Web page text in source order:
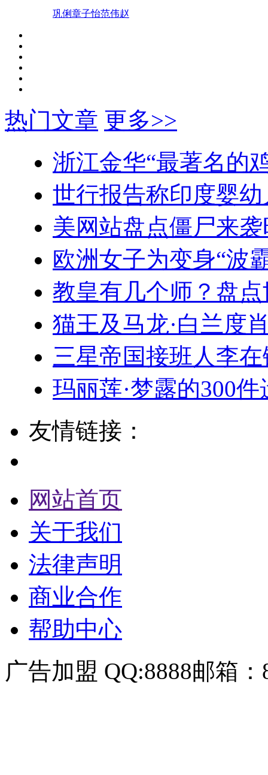
巩俐章子怡范伟赵
热门文章 更多>>
浙江金华“最著名的
世行报告称印度婴
美网站盘点僵尸来
欧洲女子为变身“波
教皇有几个师？盘
猫王及马龙·白兰度
三星帝国接班人李
玛丽莲·梦露的300
友情链接：
网站首页
关于我们
法律声明
商业合作
帮助中心
广告加盟 QQ:8888邮箱：